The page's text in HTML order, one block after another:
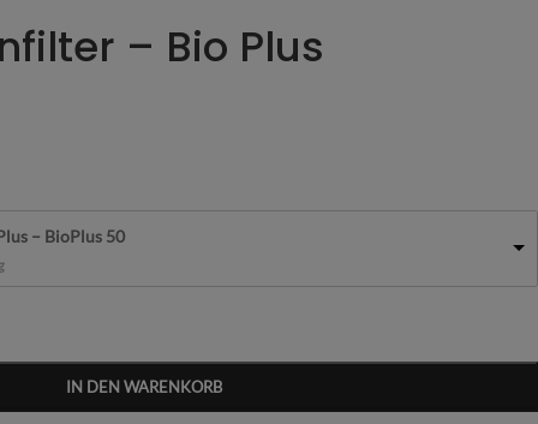
– Bio Plus
– BioPlus 50
IN DEN WARENKORB